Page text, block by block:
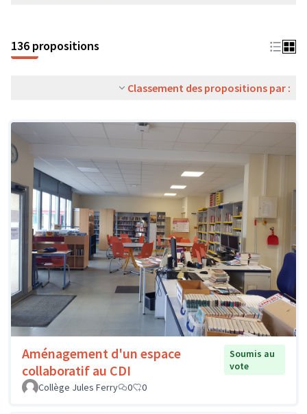
136 propositions
Classement des propositions par :
Aménagement d'un espace
collaboratif au CDI
Soumis au
vote
Collège Jules Ferry
0 0